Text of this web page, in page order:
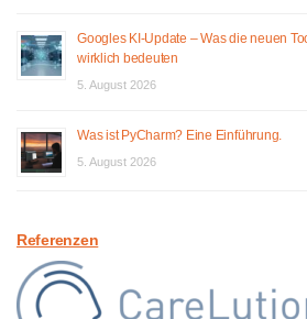
Googles KI-Update – Was die neuen
wirklich bedeuten
5. August 2026
Was ist PyCharm? Eine Einführung.
5. August 2026
Referenzen